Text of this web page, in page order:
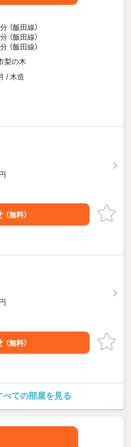
分 （飯田線）
分 （飯田線）
分 （飯田線）
梨の木
/ 木造
（無料）
（無料）
べての部屋を見る